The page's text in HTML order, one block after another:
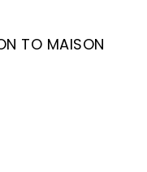
TO MAISON